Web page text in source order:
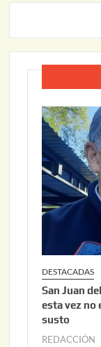
DESTACADAS
San Juan
esta vez no
susto
REDACCIÓN